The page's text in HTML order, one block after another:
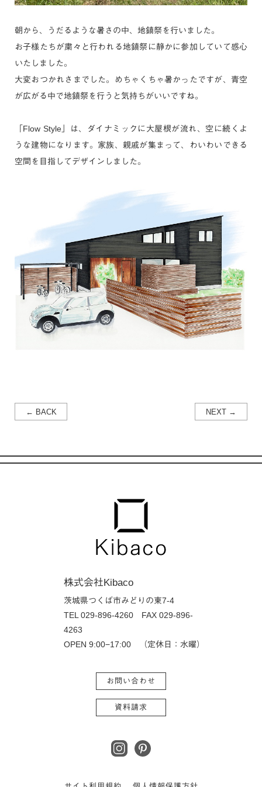
朝から、うだるような暑さの中、地鎮祭を行いました。
お子様たちが粛々と行われる地鎮祭に静かに参加していて感心
いたしました。
大変おつかれさまでした。めちゃくちゃ暑かったですが、青空
が広がる中で地鎮祭を行うと気持ちがいいですね。
「Flow Style」は、ダイナミックに大屋根が流れ、空に続くよ
うな建物になります。家族、親戚が集まって、わいわいできる
空間を目指してデザインしました。
← BACK NEXT →
株式会社Kibaco
茨城県つくば市みどりの東7-4
TEL 029-896-4260 FAX 029-896-
4263
OPEN 9:00−17:00 （定休日：水曜）
お問い合わせ
資料請求